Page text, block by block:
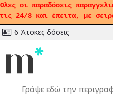
Όλες οι παραδόσεις
τις 24/8 και έπειτα, με
6 Άτοκες δόσεις